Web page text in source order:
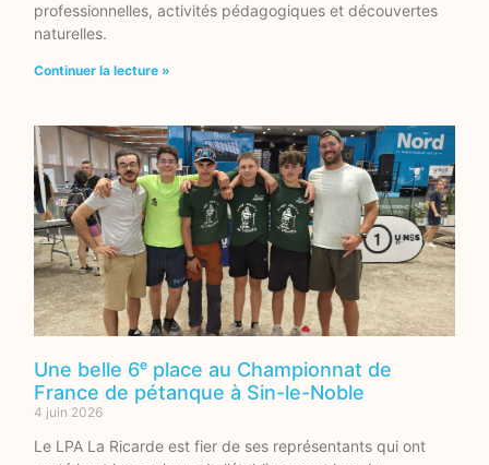
professionnelles, activités pédagogiques et découvertes
naturelles.
Continuer la lecture »
Une belle 6ᵉ place au Championnat de
France de pétanque à Sin-le-Noble
4 juin 2026
Le LPA La Ricarde est fier de ses représentants qui ont